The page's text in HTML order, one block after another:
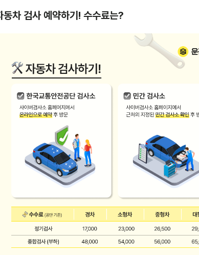
동차 검사 예약하기! 수수료는?